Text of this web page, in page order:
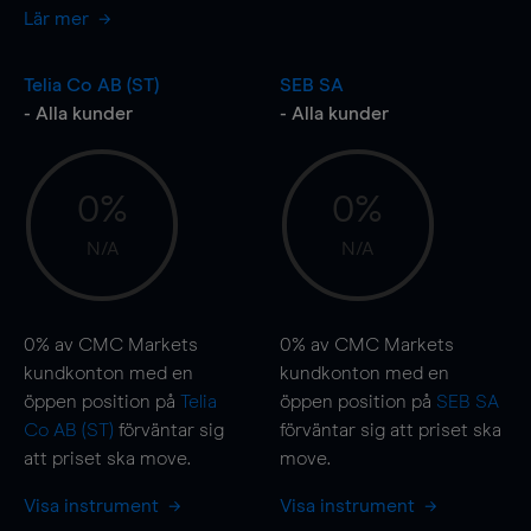
Lär mer
Telia Co AB (ST)
- Alla kunder
0%
N/A
0% av CMC Markets
kundkonton med en
öppen position på Telia
Co AB (ST) förväntar sig
att priset ska move.
Visa instrument
SEB SA
- Alla kunder
0%
N/A
0% av CMC Markets
kundkonton med en
öppen position på SEB SA
förväntar sig att priset ska
move.
Visa instrument